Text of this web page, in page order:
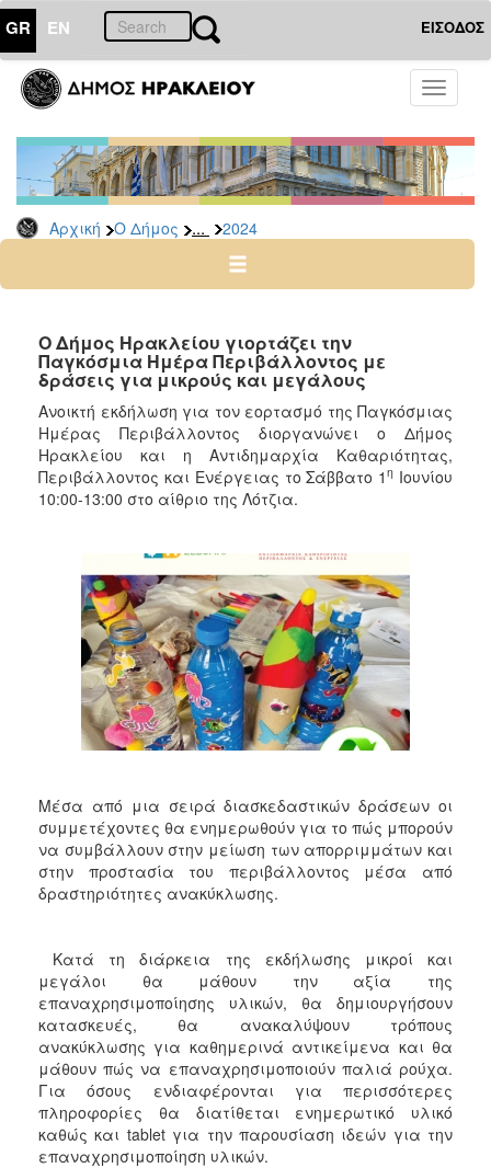
GR EN ΕΙΣΟΔΟΣ
Toggle
Αρχική Ο Δήμος ... 2024
ΔΗΜΟΣ
Δελτία
Τύπου
Αρχείο
2026
2024
2022
2021
2020
2019
2018
2015
2013
2012
2011
2010
2006
ΤΟΠΟΣ
ΑΝΘΕΚΤΙΚΗ
ΠΟΛΗ
Ο Δήμος Ηρακλείου γιορτάζει την
Παγκόσμια Ημέρα Περιβάλλοντος με
δράσεις για μικρούς και μεγάλους
Ανοικτή εκδήλωση για τον εορτασμό της Παγκόσμιας
Ημέρας Περιβάλλοντος διοργανώνει ο Δήμος
Ηρακλείου και η Αντιδημαρχία Καθαριότητας,
Περιβάλλοντος και Ενέργειας το Σάββατο 1η Ιουνίου
10:00-13:00 στο αίθριο της Λότζια.
Μέσα από μια σειρά διασκεδαστικών δράσεων οι
συμμετέχοντες θα ενημερωθούν για το πώς μπορούν
να συμβάλλουν στην μείωση των απορριμμάτων και
στην προστασία του περιβάλλοντος μέσα από
δραστηριότητες ανακύκλωσης.
Κατά τη διάρκεια της εκδήλωσης μικροί και
μεγάλοι θα μάθουν την αξία της
επαναχρησιμοποίησης υλικών, θα δημιουργήσουν
κατασκευές, θα ανακαλύψουν τρόπους
ανακύκλωσης για καθημερινά αντικείμενα και θα
μάθουν πώς να επαναχρησιμοποιούν παλιά ρούχα.
Για όσους ενδιαφέρονται για περισσότερες
πληροφορίες θα διατίθεται ενημερωτικό υλικό
καθώς και tablet για την παρουσίαση ιδεών για την
επαναχρησιμοποίηση υλικών.